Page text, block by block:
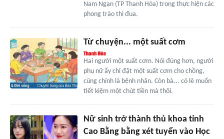
Nam Ngạn (TP Thanh Hóa) trong thực hiện các
phong trào thi đua.
Từ chuyện... một suất cơm
Hai người một suất cơm. Nói đúng hơn, người
phụ nữ ấy chỉ đặt một suất cơm cho chồng,
cũng chính là bệnh nhân. Còn bà... có lẽ muốn
tiết kiệm một chút tiền mà thôi.
Nữ sinh trở thành thủ khoa tỉnh
Cao Bằng bằng xét tuyển vào Học